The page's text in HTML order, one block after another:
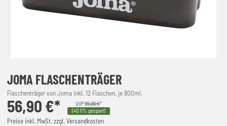
JOMA FLASCHENTRÄGER
Flaschenträger von Joma inkl. 12 Flaschen, je 800ml.
56,90 €* UVP95,00 €*
(40.11% gespart)
Preise inkl. MwSt. zzgl. Versandkosten